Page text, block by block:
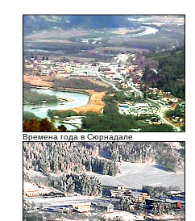
Времена года в Сюрнадале